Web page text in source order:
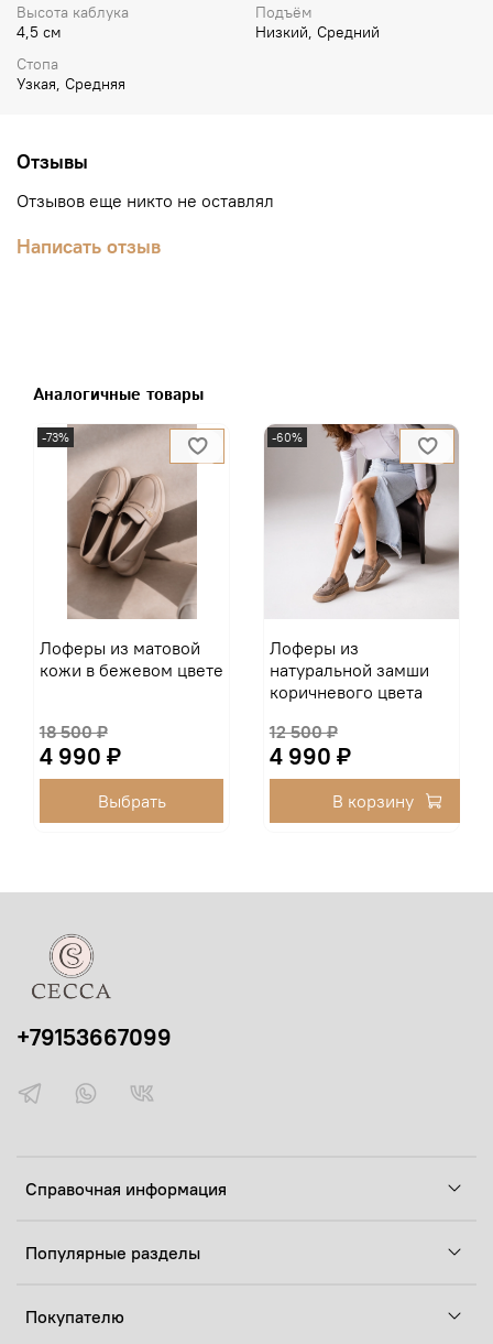
Высота каблука
4,5 см
Подъём
Низкий, Средний
Стопа
Узкая, Средняя
Отзывы
Отзывов еще никто не оставлял
Написать отзыв
Аналогичные товары
-73%
Лоферы из матовой
кожи в бежевом цвете
18 500 ₽
4 990 ₽
Выбрать
-60%
Лоферы из
натуральной замши
коричневого цвета
12 500 ₽
4 990 ₽
В корзину
Справочная информация
Популярные разделы
Покупателю
+79153667099